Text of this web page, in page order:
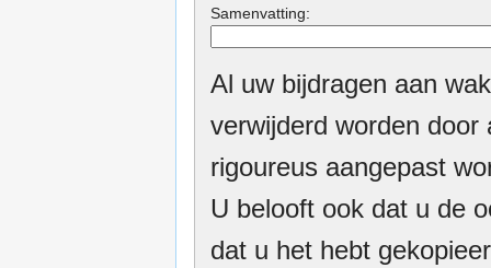
Samenvatting:
Al uw bijdragen aan
verwijderd worden
rigoureus aangepast
U belooft ook dat u de
dat u het hebt